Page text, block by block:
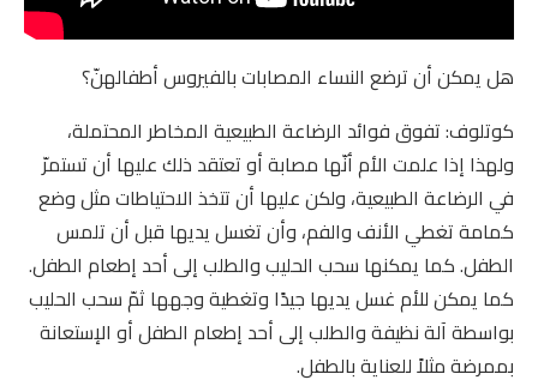
هل يمكن أن ترضع النساء المصابات بالفيروس أطفالهنّ؟
كوتلوف: تفوق فوائد الرضاعة الطبيعية المخاطر المحتملة،
ولهذا إذا علمت الأم أنّها مصابة أو تعتقد ذلك عليها أن تستمرّ
في الرضاعة الطبيعية، ولكن عليها أن تتخذ الاحتياطات مثل وضع
كمامة تغطي الأنف والفم، وأن تغسل يديها قبل أن تلمس
الطفل. كما يمكنها سحب الحليب والطلب إلى أحد إطعام الطفل.
كما يمكن للأم غسل يديها جيدًا وتغطية وجهها ثمّ سحب الحليب
بواسطة آلة نظيفة والطلب إلى أحد إطعام الطفل أو الإستعانة
بممرضة مثلاً للعناية بالطفل.